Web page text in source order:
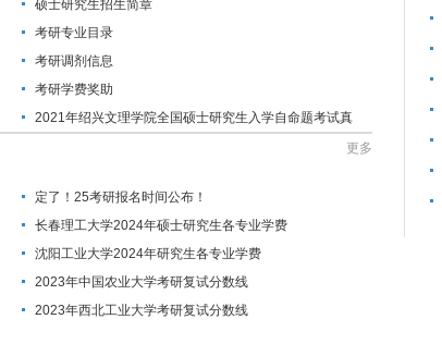
硕士研究生招生简章
考研专业目录
考研调剂信息
考研学费奖助
2021年绍兴文理学院全国硕士研究生入学自命题考试真
更多
定了！25考研报名时间公布！
长春理工大学2024年硕士研究生各专业学费
沈阳工业大学2024年研究生各专业学费
2023年中国农业大学考研复试分数线
2023年西北工业大学考研复试分数线